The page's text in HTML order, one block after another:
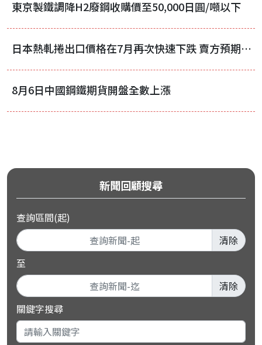
東京製鐵調降H2廢鋼收購價至50,000日圓/噸以下
日本熱軋捲出口價格在7月再次快速下跌 賣方預期8月將反彈
8月6日中國鋼鐵期貨開盤全數上漲
新聞回顧搜尋
查詢區間(起)
清除
至
清除
關鍵字搜尋